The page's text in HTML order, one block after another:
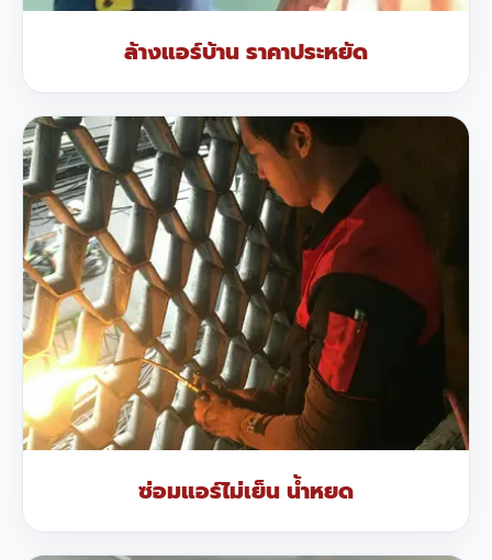
ล้างแอร์บ้าน ราคาประหยัด
ซ่อมแอร์ไม่เย็น น้ำหยด